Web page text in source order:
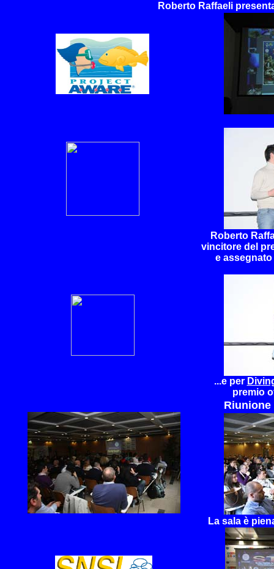
Roberto Raffaeli
Roberto
vincitore del
e
...e per
premio
Riunione
La sala è